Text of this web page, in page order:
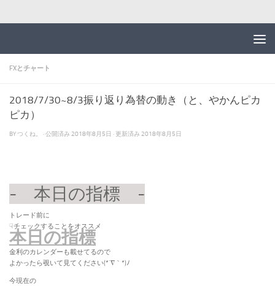
FXとチャート
2018/7/30~8/3振り返り為替の動き（と、やかんピカ
ピカ）
BYつくね。 · 公開済み 2018年8月5日 · 更新済み 2018年8月5日
- 本日の指標 -
トレード前に
☟チェックすることをオススメ
本日の指標
金利のカレンダーも載せてるので
よかったら覗いて見てください(*´∇｀*)ﾉ
今現在の